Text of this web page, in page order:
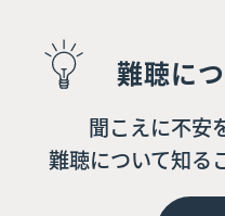
難聴に
聞こえに不安
難聴について知る